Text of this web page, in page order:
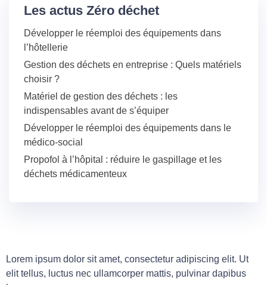
Les actus Zéro déchet
Développer le réemploi des équipements dans
l’hôtellerie
Gestion des déchets en entreprise : Quels matériels
choisir ?
Matériel de gestion des déchets : les
indispensables avant de s’équiper
Développer le réemploi des équipements dans le
médico-social
Propofol à l’hôpital : réduire le gaspillage et les
déchets médicamenteux
Lorem ipsum dolor sit amet, consectetur adipiscing elit. Ut
elit tellus, luctus nec ullamcorper mattis, pulvinar dapibus